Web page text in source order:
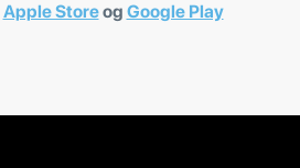
Apple Storeog Google Play